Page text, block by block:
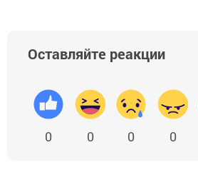
Оставляйте реакции
0 0 0 0